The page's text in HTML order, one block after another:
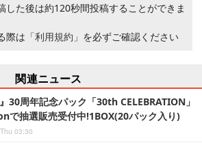
た後は約120秒間投稿することができま
際は 「利用規約」 を必ずご確認ください
関連ニュース
』30周年記念パック「30th CELEBRATION」
で抽選販売受付中!1BOX(20パック入り)
03:30